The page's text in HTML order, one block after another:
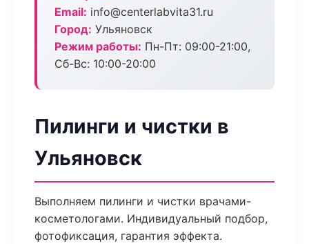
Email: info@centerlabvita31.ru
Город: Ульяновск
Режим работы: Пн-Пт: 09:00-21:00,
Сб-Вс: 10:00-20:00
Пилинги и чистки в
Ульяновск
Выполняем пилинги и чистки врачами-
косметологами. Индивидуальный подбор,
фотофиксация, гарантия эффекта.